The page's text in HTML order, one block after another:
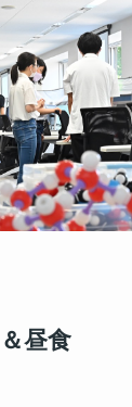
昼食